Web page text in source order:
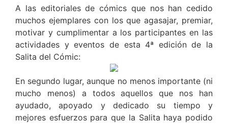
A las editoriales de cómics que nos han cedido
muchos ejemplares con los que agasajar, premiar,
motivar y cumplimentar a los participantes en las
actividades y eventos de esta 4ª edición de la
Salita del Cómic:
En segundo lugar, aunque no menos importante (ni
mucho menos) a todos aquellos que nos han
ayudado, apoyado y dedicado su tiempo y
mejores esfuerzos para que la Salita haya podido